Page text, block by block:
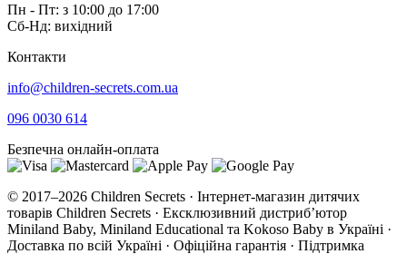
Пн - Пт: з 10:00 до 17:00
Сб-Нд: вихідний
Контакти
info@children-secrets.com.ua
096 0030 614
Безпечна онлайн-оплата
© 2017–2026 Children Secrets · Інтернет-магазин дитячих
товарів Children Secrets · Ексклюзивний дистриб’ютор
Miniland Baby, Miniland Educational та Kokoso Baby в Україні ·
Доставка по всій Україні · Офіційна гарантія · Підтримка